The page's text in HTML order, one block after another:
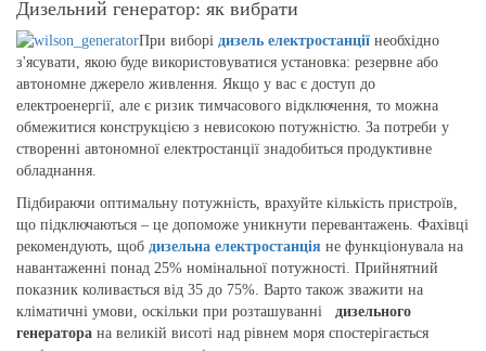
Дизельний генератор: як вибрати
При виборі дизель електростанції необхідно
з'ясувати, якою буде використовуватися установка: резервне або
автономне джерело живлення. Якщо у вас є доступ до
електроенергії, але є ризик тимчасового відключення, то можна
обмежитися конструкцією з невисокою потужністю. За потреби у
створенні автономної електростанції знадобиться продуктивне
обладнання.
Підбираючи оптимальну потужність, врахуйте кількість пристроїв,
що підключаються – це допоможе уникнути перевантажень. Фахівці
рекомендують, щоб дизельна електростанція не функціонувала на
навантаженні понад 25% номінальної потужності. Прийнятний
показник коливається від 35 до 75%. Варто також зважити на
кліматичні умови, оскільки при розташуванні дизельного
генератора на великій висоті над рівнем моря спостерігається